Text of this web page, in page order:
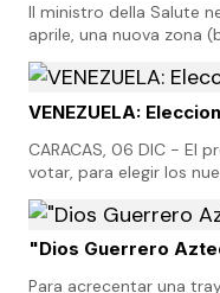
Il ministro della Salute
aprile, una nuova zona
VENEZUELA:
CARACAS, 06 DIC - El
votar, para elegir los
"Dios Guerrero
Para acrecentar una